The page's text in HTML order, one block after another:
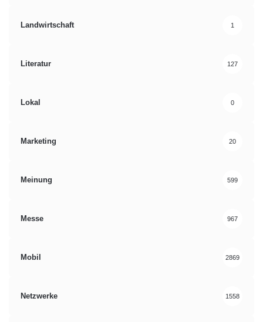
Landwirtschaft 1
Literatur 127
Lokal 0
Marketing 20
Meinung 599
Messe 967
Mobil 2869
Netzwerke 1558